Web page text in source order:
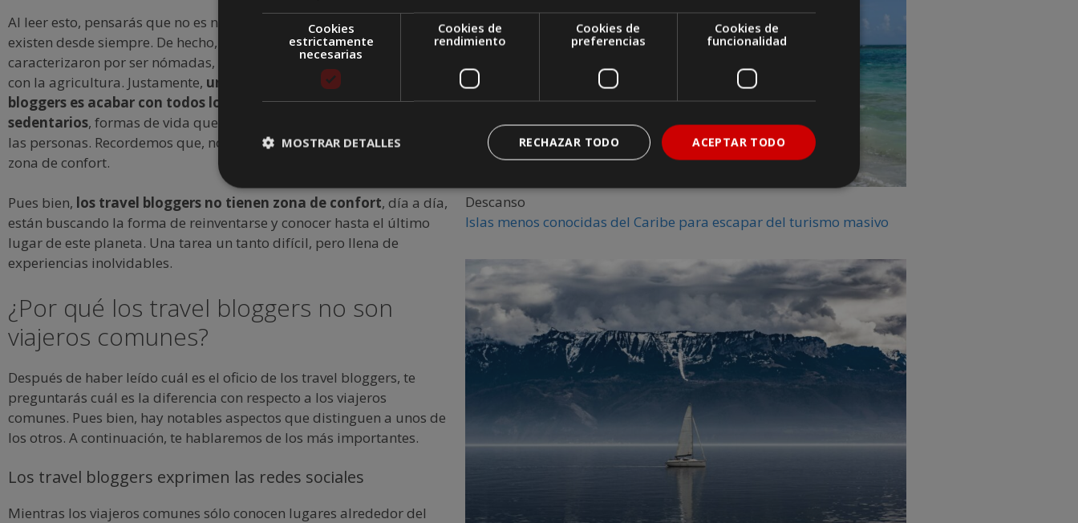
Al leer esto, pensarás que no es nada nuevo, ya que viajeros errantes
existen desde siempre. De hecho, las primeras culturas se
caracterizaron por ser nómadas, hasta la aparición del sedentarismo
con la agricultura. Justamente, uno de los preceptos de los travel
bloggers es acabar con todos los sentimientos apáticos y
sedentarios, formas de vida que atacan el presente de la mayoría de
las personas. Recordemos que, no todos se arriesgan a salir de su
zona de confort.
Pues bien, los travel bloggers no tienen zona de confort, día a día,
están buscando la forma de reinventarse y conocer hasta el último
lugar de este planeta. Una tarea un tanto difícil, pero llena de
experiencias inolvidables.
¿Por qué los travel bloggers no son
viajeros comunes?
Después de haber leído cuál es el oficio de los travel bloggers, te
preguntarás cuál es la diferencia con respecto a los viajeros
comunes. Pues bien, hay notables aspectos que distinguen a unos de
los otros. A continuación, te hablaremos de los más importantes.
Los travel bloggers exprimen las redes sociales
Mientras los viajeros comunes sólo conocen lugares alrededor del
Descanso
Islas menos conocidas del Caribe para escapar del turismo masivo
Cookies
estrictamente
necesarias
Cookies de
rendimiento
Cookies de
preferencias
Cookies de
funcionalidad
ACEPTAR TODO
RECHAZAR TODO
MOSTRAR DETALLES